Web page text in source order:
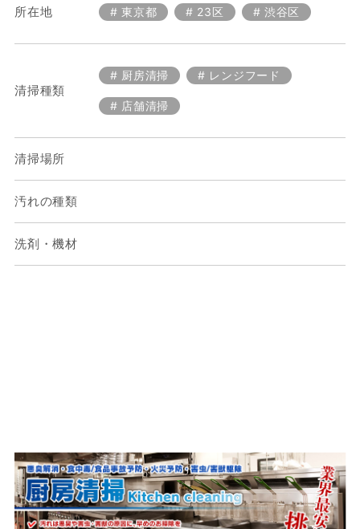
所在地 東京都 23区 渋谷区
清掃種類
厨房清掃 レンジフード
店舗清掃
清掃場所
汚れの種類
洗剤・機材